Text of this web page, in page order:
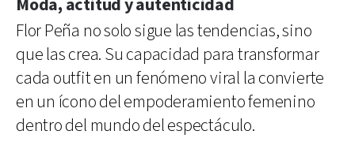
Moda, actitud y autenticidad
Flor Peña no solo sigue las tendencias, sino
que las crea. Su capacidad para transformar
cada outfit en un fenómeno viral la convierte
en un ícono del empoderamiento femenino
dentro del mundo del espectáculo.